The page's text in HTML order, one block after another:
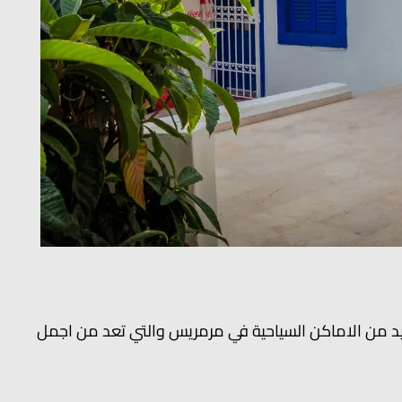
من الاماكن السياحية في مرمريس والتي تعد من اجمل